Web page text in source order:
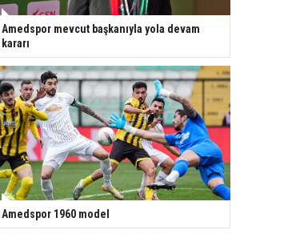
Amedspor mevcut başkanıyla yola devam
kararı
Amedspor 1960 model